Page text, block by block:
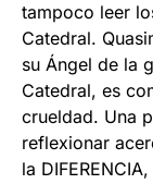
tampoco leer
Catedral.
su Ángel de la
Catedral, es
crueldad. Una
reflexionar
la